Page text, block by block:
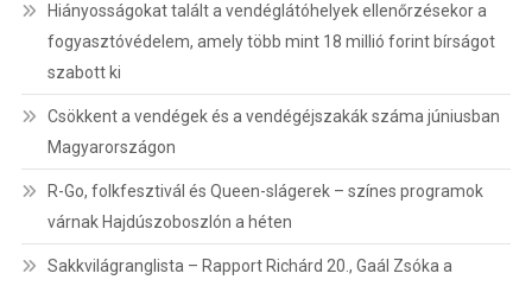
Hiányosságokat talált a vendéglátóhelyek ellenőrzésekor a
fogyasztóvédelem, amely több mint 18 millió forint bírságot
szabott ki
Csökkent a vendégek és a vendégéjszakák száma júniusban
Magyarországon
R-Go, folkfesztivál és Queen-slágerek – színes programok
várnak Hajdúszoboszlón a héten
Sakkvilágranglista – Rapport Richárd 20., Gaál Zsóka a